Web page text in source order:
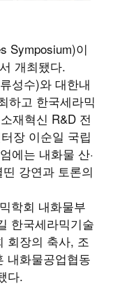
Symposium)이
개최됐다.
성수)와 대한내
하고 한국세라믹
재혁신 R&D 전
장 이순일 국립
에는 내화물 산·
강연과 토론의
학회 내화물부
한국세라믹기술
회장의 축사, 조
내화물공업협동
다.